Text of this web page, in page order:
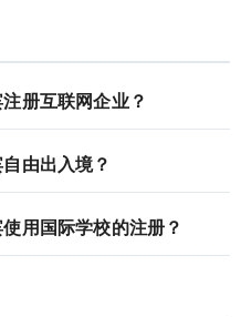
册互联网企业？
由出入境？
用国际学校的注册？